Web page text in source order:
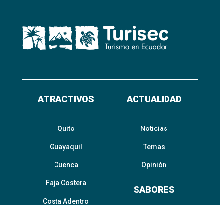
ATRACTIVOS
Quito
Guayaquil
Cuenca
Faja Costera
Costa Adentro
ACTUALIDAD
Noticias
Temas
Opinión
SABORES